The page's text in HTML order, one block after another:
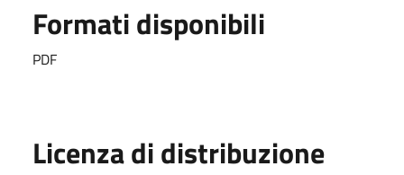
Formati disponibili
PDF
Licenza di distribuzione